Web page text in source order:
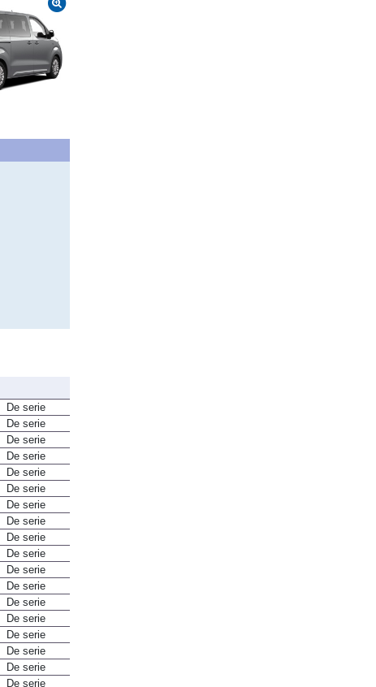
De serie
De serie
De serie
De serie
De serie
De serie
De serie
De serie
De serie
De serie
De serie
De serie
De serie
De serie
De serie
De serie
De serie
De serie